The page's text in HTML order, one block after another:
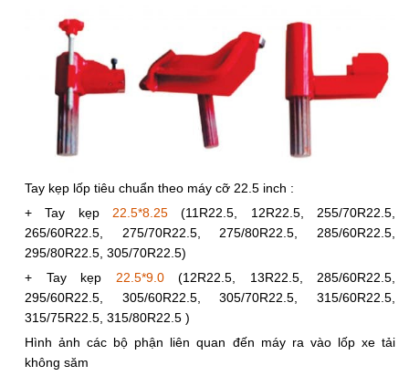
Tay kẹp lốp tiêu chuẩn theo máy cỡ 22.5 inch :
+ Tay kẹp 22.5*8.25 (11R22.5, 12R22.5, 255/70R22.5,
265/60R22.5, 275/70R22.5, 275/80R22.5, 285/60R22.5,
295/80R22.5, 305/70R22.5)
+ Tay kẹp 22.5*9.0
(12R22.5, 13R22.5, 285/60R22.5,
295/60R22.5, 305/60R22.5, 305/70R22.5, 315/60R22.5,
315/75R22.5, 315/80R22.5 )
Hình ảnh các bộ phận liên quan đến máy ra vào lốp xe tải
không săm